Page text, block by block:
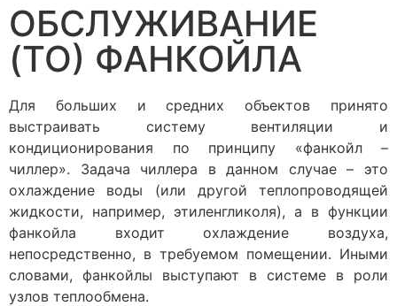
ОБСЛУЖИВАНИЕ
(ТО) ФАНКОЙЛА
Для больших и средних объектов принято
выстраивать систему вентиляции и
кондиционирования по принципу «фанкойл –
чиллер». Задача чиллера в данном случае – это
охлаждение воды (или другой теплопроводящей
жидкости, например, этиленгликоля), а в функции
фанкойла входит охлаждение воздуха,
непосредственно, в требуемом помещении. Иными
словами, фанкойлы выступают в системе в роли
узлов теплообмена.